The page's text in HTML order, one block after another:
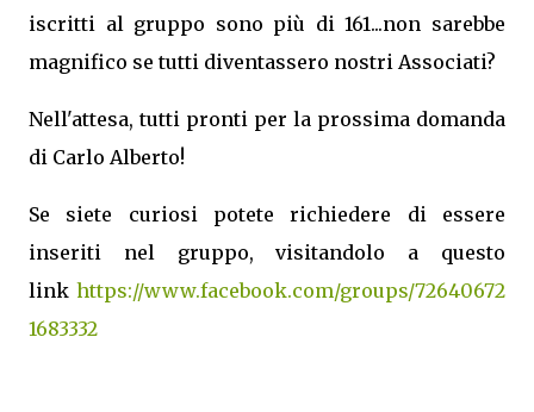
iscritti al gruppo sono più di 161...non sarebbe
magnifico se tutti diventassero nostri Associati?
Nell'attesa, tutti pronti per la prossima domanda
di Carlo Alberto!
Se siete curiosi potete richiedere di essere
inseriti nel gruppo, visitandolo a questo
link https://www.facebook.com/groups/72640672
1683332